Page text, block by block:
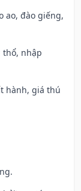
ao, đào giếng,
thổ, nhập
hành, giá thú